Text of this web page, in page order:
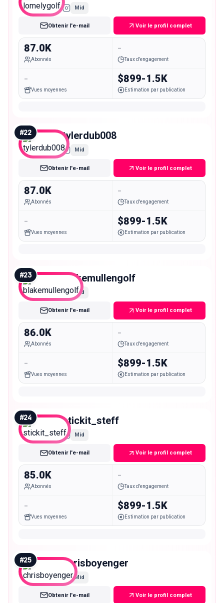
Mid
Obtenir l'e-mail Voir le profil complet
87.0K
Abonnés
-
Taux d'engagement
-
Vues moyennes
$899-1.5K
Estimation par publication
#22 tylerdub008
Mid
Obtenir l'e-mail Voir le profil complet
87.0K
Abonnés
-
Taux d'engagement
-
Vues moyennes
$899-1.5K
Estimation par publication
#23 blakemullengolf
Mid
Obtenir l'e-mail Voir le profil complet
86.0K
Abonnés
-
Taux d'engagement
-
Vues moyennes
$899-1.5K
Estimation par publication
#24 stickit_steff
Mid
Obtenir l'e-mail Voir le profil complet
85.0K
Abonnés
-
Taux d'engagement
-
Vues moyennes
$899-1.5K
Estimation par publication
#25 chrisboyenger
Mid
Obtenir l'e-mail Voir le profil complet